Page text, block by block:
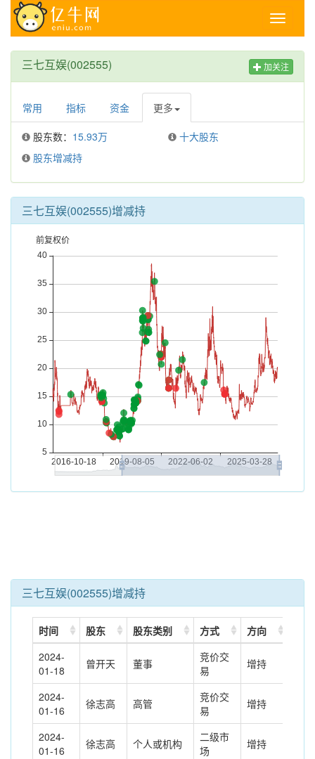
Toggle
三七互娱(002555) 加关注
常用 指标 资金 更多
股东数： 15.93万
十大股东
股东增减持
三七互娱(002555)增减持
三七互娱(002555)增减持
时间 股东 股东类别 方式 方向
2024-
01-18
曾开天 董事
竞价交
易
增持
2024-
01-16
徐志高 高管
竞价交
易
增持
2024-
01-16
徐志高 个人或机构
二级市
场
增持